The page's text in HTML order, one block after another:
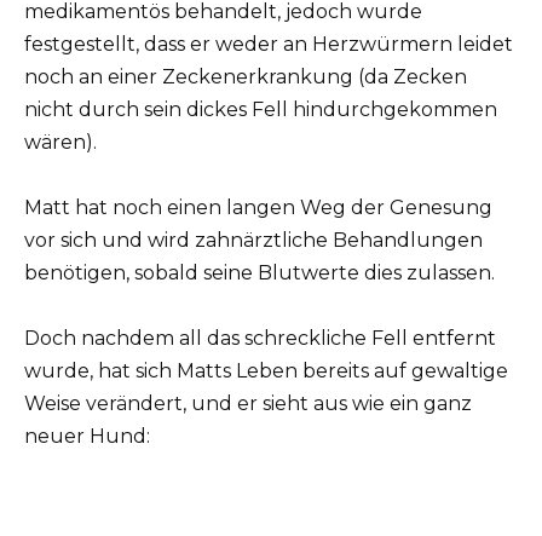
medikamentös behandelt, jedoch wurde
festgestellt, dass er weder an Herzwürmern leidet
noch an einer Zeckenerkrankung (da Zecken
nicht durch sein dickes Fell hindurchgekommen
wären).
Matt hat noch einen langen Weg der Genesung
vor sich und wird zahnärztliche Behandlungen
benötigen, sobald seine Blutwerte dies zulassen.
Doch nachdem all das schreckliche Fell entfernt
wurde, hat sich Matts Leben bereits auf gewaltige
Weise verändert, und er sieht aus wie ein ganz
neuer Hund: